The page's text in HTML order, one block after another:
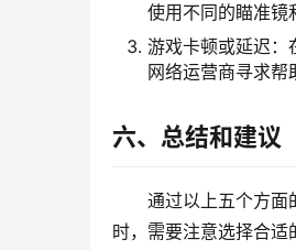
使用不同的瞄准镜
游戏卡顿或延迟：
网络运营商寻求帮
六、总结和建议
通过以上五个方面
时，需要注意选择合